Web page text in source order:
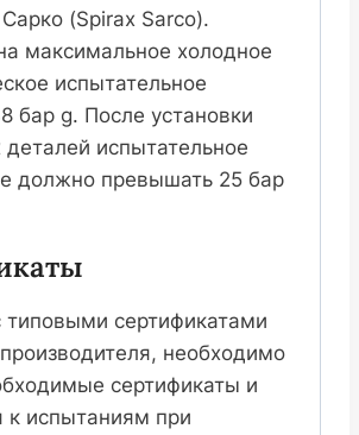
(Spirax Sarco).
максимальное холодное
испытательное
бар g. После установки
деталей испытательное
должно превышать 25 бар
типовыми сертификатами
необходимо
сертификаты и
к испытаниям при